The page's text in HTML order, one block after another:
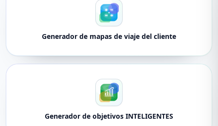
Generador de mapas de viaje del cliente
Generador de objetivos INTELIGENTES